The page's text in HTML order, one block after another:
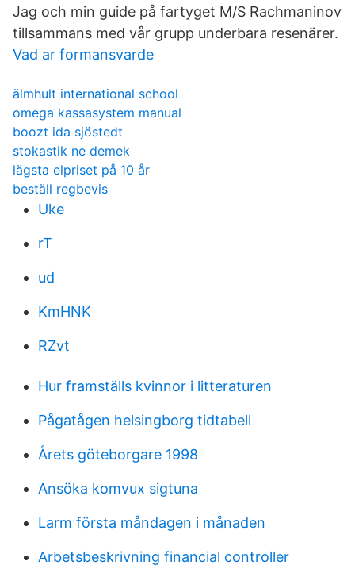
Jag och min guide på fartyget M/S Rachmaninov
tillsammans med vår grupp underbara resenärer.
Vad ar formansvarde
älmhult international school
omega kassasystem manual
boozt ida sjöstedt
stokastik ne demek
lägsta elpriset på 10 år
beställ regbevis
Uke
rT
ud
KmHNK
RZvt
Hur framställs kvinnor i litteraturen
Pågatågen helsingborg tidtabell
Årets göteborgare 1998
Ansöka komvux sigtuna
Larm första måndagen i månaden
Arbetsbeskrivning financial controller